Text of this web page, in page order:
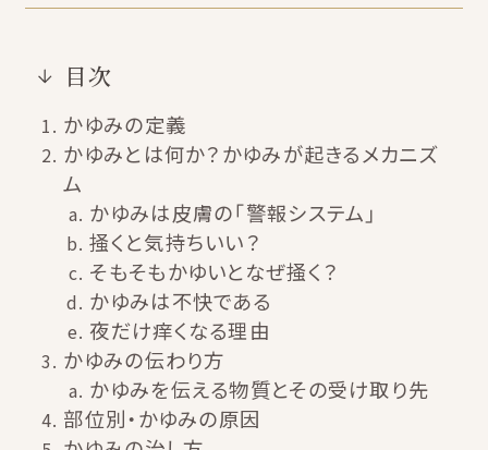
目次
かゆみの定義
かゆみとは何か？かゆみが起きるメカニズ
ム
かゆみは皮膚の「警報システム」
掻くと気持ちいい？
そもそもかゆいとなぜ掻く？
かゆみは不快である
夜だけ痒くなる理由
かゆみの伝わり方
かゆみを伝える物質とその受け取り先
部位別・かゆみの原因